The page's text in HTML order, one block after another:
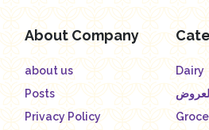
About Company
about us
Posts
Privacy Policy
Dairy